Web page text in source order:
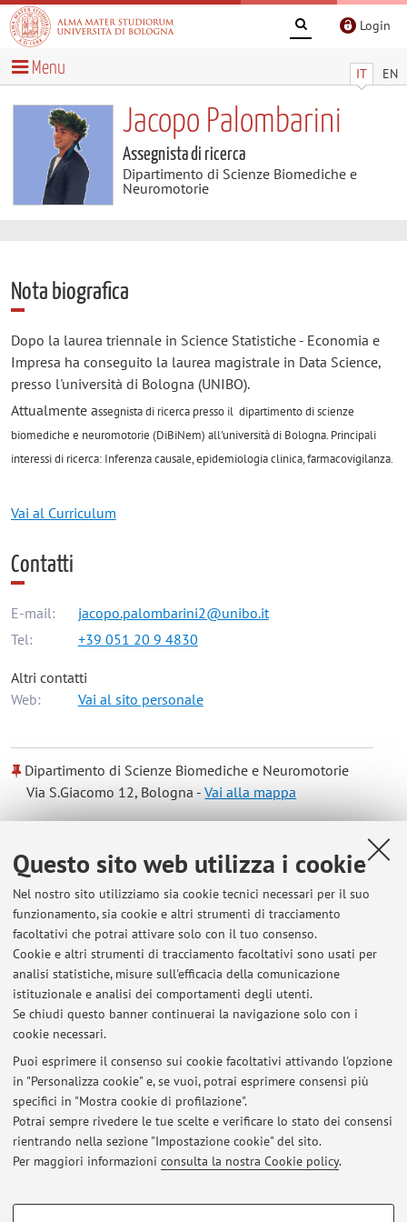
Questo sito web utilizza i cookie
Nel nostro sito utilizziamo sia cookie tecnici necessari per il suo
funzionamento, sia cookie e altri strumenti di tracciamento
facoltativi che potrai attivare solo con il tuo consenso.
Cookie e altri strumenti di tracciamento facoltativi sono usati per
analisi statistiche, misure sull'efficacia della comunicazione
istituzionale e analisi dei comportamenti degli utenti.
Se chiudi questo banner continuerai la navigazione solo con i
cookie necessari.
Puoi esprimere il consenso sui cookie facoltativi attivando l'opzione
in "Personalizza cookie" e, se vuoi, potrai esprimere consensi più
specifici in "Mostra cookie di profilazione".
Potrai sempre rivedere le tue scelte e verificare lo stato dei consensi
rientrando nella sezione "Impostazione cookie" del sito.
Per maggiori informazioni consulta la nostra Cookie policy.
COOKIE DI PROFILAZIONE - FACOLTATIVI
Login
IT EN
Menu
Jacopo Palombarini
Assegnista di ricerca
Dipartimento di Scienze Biomediche e
Neuromotorie
Nota biografica
Dopo la laurea triennale in Science Statistiche - Economia e
Impresa ha conseguito la laurea magistrale in Data Science,
presso l'università di Bologna (UNIBO).
Attualmente assegnista di ricerca presso il dipartimento di scienze
biomediche e neuromotorie (DiBiNem) all'università di Bologna. Principali
interessi di ricerca: Inferenza causale, epidemiologia clinica, farmacovigilanza.
Vai al Curriculum
Contatti
E-mail:
jacopo.palombarini2@unibo.it
Tel:
+39 051 20 9 4830
Altri contatti
Web:
Vai al sito personale
Dipartimento di Scienze Biomediche e Neuromotorie
Via S.Giacomo 12, Bologna -Vai alla mappa
Risorse in rete
ORCID
Orario di ricevimento
Dal lunedì al venerdì, dalle 9 alle 16
Ultimi avvisi
Al momento non sono presenti avvisi.